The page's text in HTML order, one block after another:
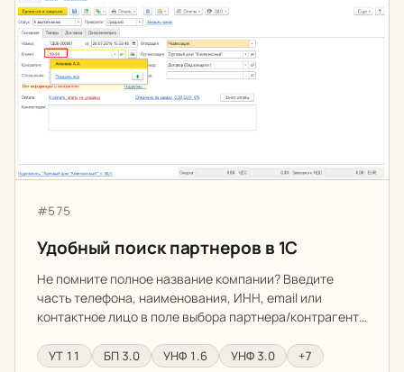
Удобный поиск партнеров в 1С
Артикул:
#575
Удобный поиск партнеров в 1С
Не помните полное название компании? Введите
часть телефона, наименования, ИНН, email или
контактное лицо в поле выбора партнера/контрагент…
УТ 11 БП 3.0 УНФ 1.6 УНФ 3.0 +7